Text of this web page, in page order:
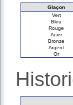
Glaçon
Vert
Bleu
Rouge
Acier
Bronze
Argent
Or